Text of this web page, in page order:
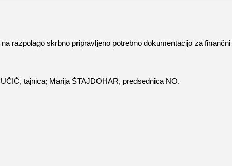
razpolago skrbno pripravljeno potrebno dokumentacijo za
tajnica; Marija ŠTAJDOHAR, predsednica NO.